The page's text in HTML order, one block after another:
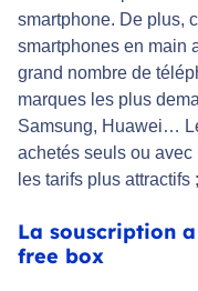
smartphone. De plus,
smartphones en main
grand nombre de
marques les plus
Samsung, Huawei…
achetés seuls ou avec
les tarifs plus attractifs ;
La souscription
free box